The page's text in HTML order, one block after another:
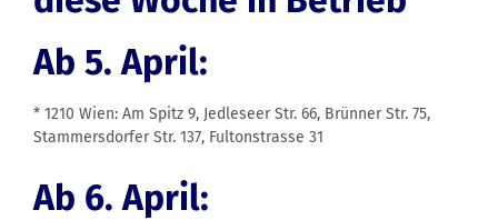
Ab 5. April:
* 1210 Wien: Am Spitz 9, Jedleseer Str. 66, Brünner Str. 75,
Stammersdorfer Str. 137, Fultonstrasse 31
Ab 6. April: